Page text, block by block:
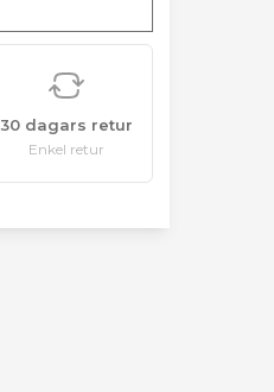
30 dagars retur
Enkel retur